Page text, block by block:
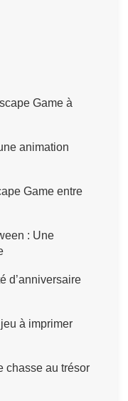
Game à
animation
Game entre
: Une
d’anniversaire
à imprimer
chasse au trésor